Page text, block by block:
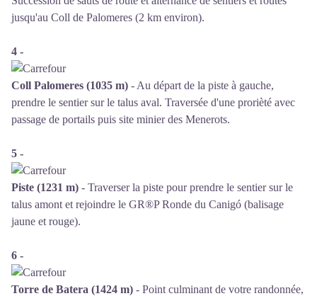
jusqu'au Coll de Palomeres (2 km environ).
4 -
Coll Palomeres (1035 m) - Au départ de la piste à gauche,
prendre le sentier sur le talus aval. Traversée d'une prorièté avec
passage de portails puis site minier des Menerots.
5 -
Piste (1231 m) - Traverser la piste pour prendre le sentier sur le
talus amont et rejoindre le GR®P Ronde du Canigó (balisage
jaune et rouge).
6 -
Torre de Batera (1424 m) - Point culminant de votre randonnée,